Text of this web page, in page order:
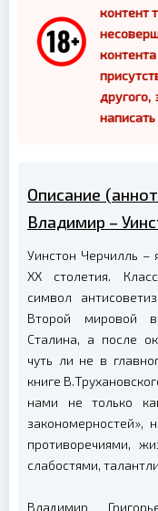
контент
другого,
Описание
Владимир –
Уинстон Черчилль –
XX столетия.
символ
Второй мировой
Сталина, а после
чуть ли не в
книге
нами не только
противоречиями,
слабостями,
Владимир